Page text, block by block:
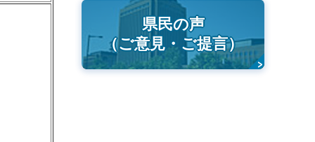
県民の声
（ご意見・ご提言）